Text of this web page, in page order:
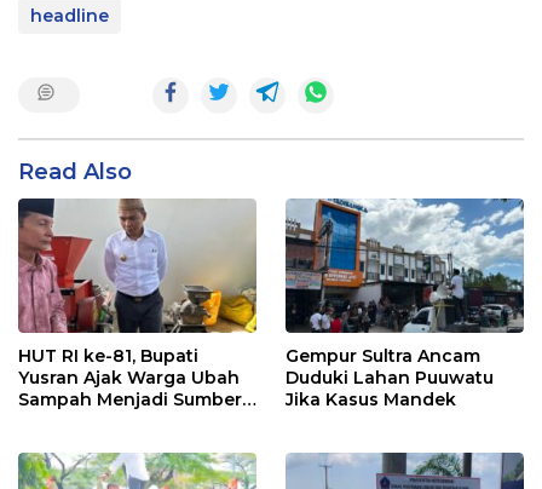
headline
Read Also
HUT RI ke-81, Bupati
Yusran Ajak Warga Ubah
Sampah Menjadi Sumber
Gempur Sultra Ancam
Duduki Lahan Puuwatu
Jika Kasus Mandek